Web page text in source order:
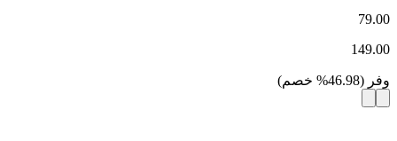
79.00
149.00
وفر (
46.98
% خصم)